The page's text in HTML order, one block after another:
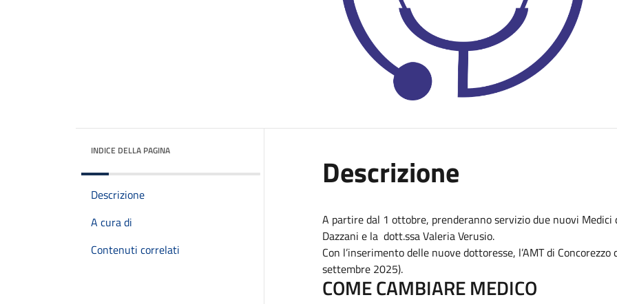
INDICE DELLA PAGINA
Descrizione
A cura di
Contenuti correlati
Descrizione
A partire dal 1 ottobre, prenderanno servizio due nuovi Medici
Dazzani e la dott.ssa Valeria Verusio.
Con l’inserimento delle nuove dottoresse, l’AMT di
settembre 2025).
COME CAMBIARE MEDICO